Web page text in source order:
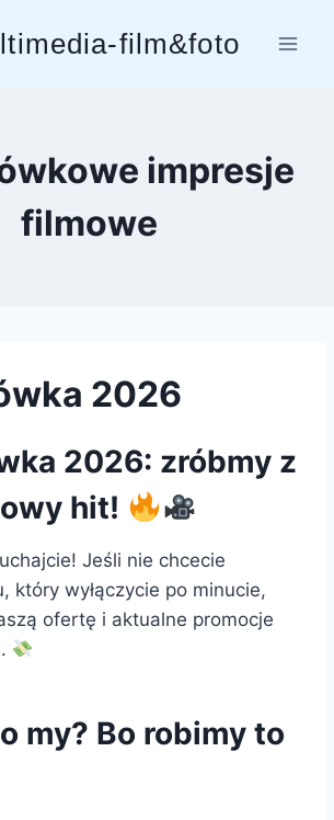
film&foto
impresje
filmowe
2026
2026: zróbmy z
hit!
Jeśli nie chcecie
który wyłączycie po minucie,
ofertę i aktualne promocje
my? Bo robimy to